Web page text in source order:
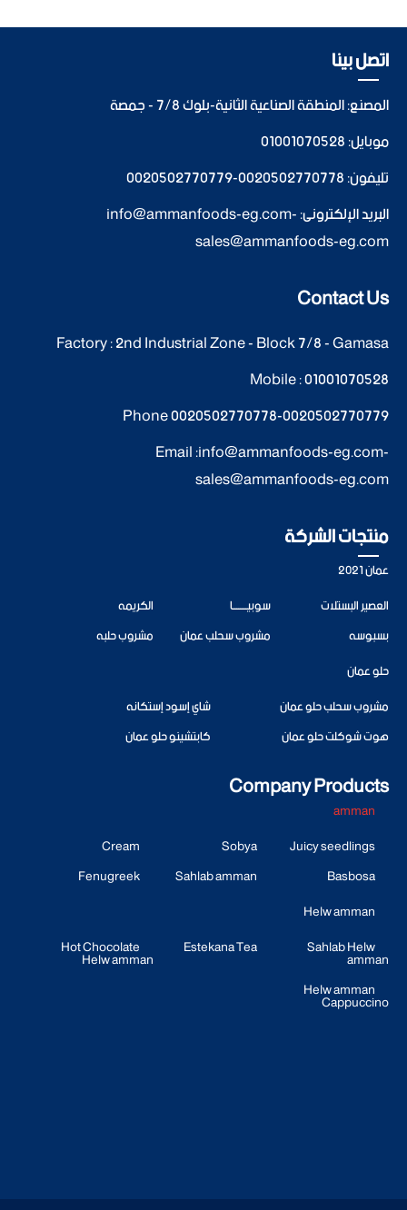
اتصل بينا
المصنع: المنطقة الصناعية الثانية-بلوك 7/8 - جمصة
موبايل:01001070528
تليفون:0020502770778
-
0020502770779
البريد الإلكترونى: info@ammanfoods-eg.com-
sales@ammanfoods-eg.com
Contact Us
Factory : 2nd Industrial Zone - Block 7/8 - Gamasa
Mobile :01001070528
Phone0020502770778-0020502770779
Email :info@ammanfoods-eg.com-
sales@ammanfoods-eg.com
منتجات الشركة
عمان 2021
العصير البستلات
سوبيــــــــا
الكريمه
بسبوسه
مشروب سحلب عمان
مشروب حلبه
حلو عمان
مشروب سحلب حلو عمان
شاي إسود إستكانه
هوت شوكلت حلو عمان
كابتشينو حلو عمان
Company Products
amman
Juicy seedlings
Sobya
Cream
Basbosa
Sahlab amman
Fenugreek
Helw amman
Sahlab Helw
amman
Estekana Tea
Hot Chocolate
Helw amman
Helw amman
Cappuccino